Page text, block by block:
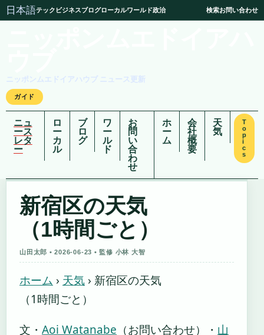
日本語テック ビジネスブログローカルワールド政治 検索お問い合わせ
ニッポンムエドイアハウブ ニュース更新
ガイド
ニュ
ース
レタ
ー
ロ
ー
カ
ル
ブ
ロ
グ
ワ
ー
ル
ド
お
問
い
合
わ
せ
ホ
ー
ム
会
社
概
要
天
気
T
o
p
i
c
s
新宿区の天気
（1時間ごと）
山田太郎 • 2026-06-23 • 監修 小林 大智
ホーム › 天気 › 新宿区の天気
（1時間ごと）
文・ Aoi Watanabe （お問い合わせ） ・ 山